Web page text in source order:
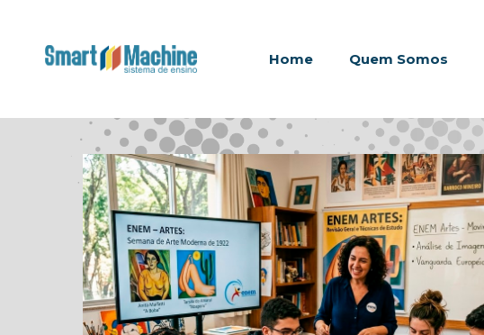
Home Quem Somos